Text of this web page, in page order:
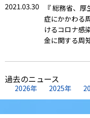
2021.01.14
『 機関誌「
2021.03.30
『 総務省、
症にかかわる
けるコロナ感
金に関する周
周知について
過去のニュース
2026年 2025年